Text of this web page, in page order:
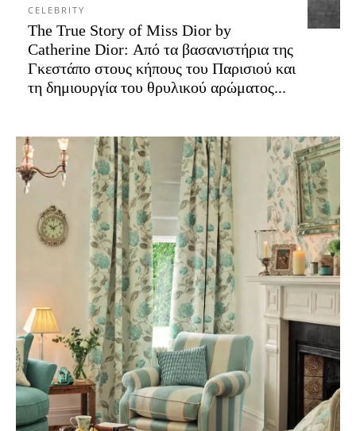
CELEBRITY
The True Story of Miss Dior by
Catherine Dior: Από τα βασανιστήρια της
Γκεστάπο στους κήπους του Παρισιού και
τη δημιουργία του θρυλικού αρώματος...